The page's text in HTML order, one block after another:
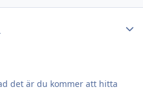
det är du kommer att hitta